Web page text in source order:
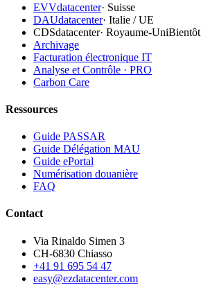
EVVdatacenter· Suisse
DAUdatacenter· Italie / UE
CDSdatacenter· Royaume-UniBientôt
Archivage
Facturation électronique IT
Analyse et Contrôle · PRO
Carbon Care
Ressources
Guide PASSAR
Guide Délégation MAU
Guide ePortal
Numérisation douanière
FAQ
Contact
Via Rinaldo Simen 3
CH-6830 Chiasso
+41 91 695 54 47
easy@ezdatacenter.com